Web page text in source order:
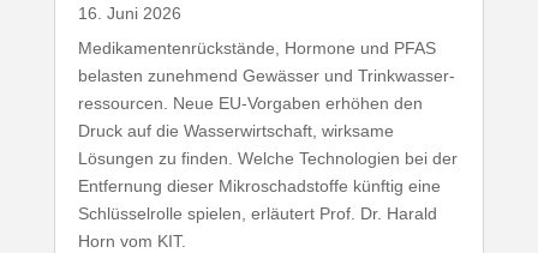
16. Juni 2026
Medi­ka­men­ten­rück­stände, Hormone und PFAS
belasten zunehmend Gewässer und Trink­was­ser­
res­sourcen. Neue EU-​Vorgaben erhöhen den
Druck auf die Wasser­wirt­schaft, wirksame
Lösungen zu finden. Welche Tech­no­logien bei der
Entfernung dieser Mikro­schad­stoffe künftig eine
Schlüs­sel­rolle spielen, erläutert Prof. Dr. Harald
Horn vom KIT.